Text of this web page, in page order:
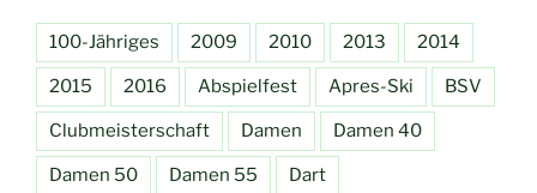
100-Jähriges 2009 2010 2013 2014
2015 2016 Abspielfest Apres-Ski BSV
Clubmeisterschaft Damen Damen 40
Damen 50 Damen 55 Dart